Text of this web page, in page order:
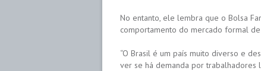
No entanto, ele lembra que o Bolsa
comportamento do mercado formal
“O Brasil é um país muito diverso e
ver se há demanda por trabalhadores